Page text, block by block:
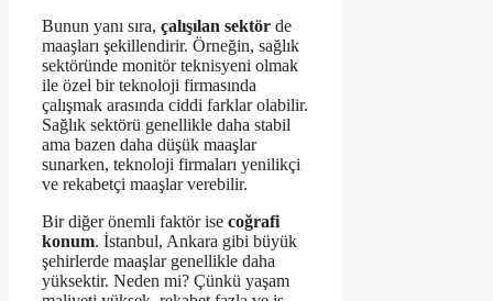
Bunun yanı sıra, çalışılan sektör de
maaşları şekillendirir. Örneğin, sağlık
sektöründe monitör teknisyeni olmak
ile özel bir teknoloji firmasında
çalışmak arasında ciddi farklar olabilir.
Sağlık sektörü genellikle daha stabil
ama bazen daha düşük maaşlar
sunarken, teknoloji firmaları yenilikçi
ve rekabetçi maaşlar verebilir.
Bir diğer önemli faktör ise coğrafi
konum. İstanbul, Ankara gibi büyük
şehirlerde maaşlar genellikle daha
yüksektir. Neden mi? Çünkü yaşam